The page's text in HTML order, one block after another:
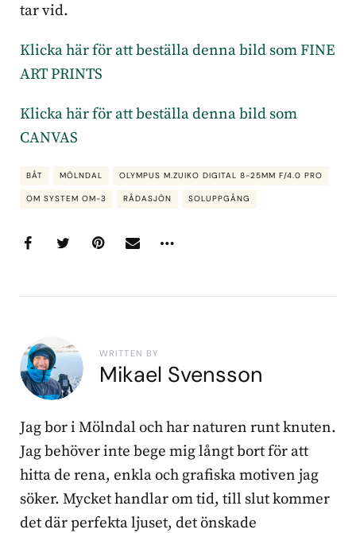
tar vid.
Klicka här för att beställa denna bild som FINE
ART PRINTS
Klicka här för att beställa denna bild som
CANVAS
BÅT MÖLNDAL OLYMPUS M.ZUIKO DIGITAL 8-25MM F/4.0 PRO
OM SYSTEM OM-3 RÅDASJÖN SOLUPPGÅNG
WRITTEN BY
Mikael Svensson
Jag bor i Mölndal och har naturen runt knuten.
Jag behöver inte bege mig långt bort för att
hitta de rena, enkla och grafiska motiven jag
söker. Mycket handlar om tid, till slut kommer
det där perfekta ljuset, det önskade